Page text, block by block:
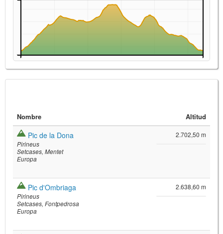
Nombre Altitud
Pic de la Dona
Pirineus
Setcases Mentet
Europa
2.702,50 m
Pic d'Ombriaga
Pirineus
Setcases Fontpedrosa
Europa
2.638,60 m